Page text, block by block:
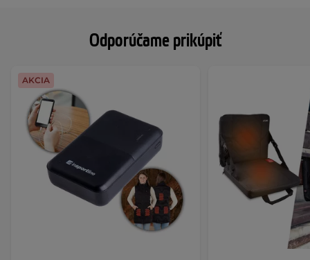
Odporúčame prikúpiť
AKCIA